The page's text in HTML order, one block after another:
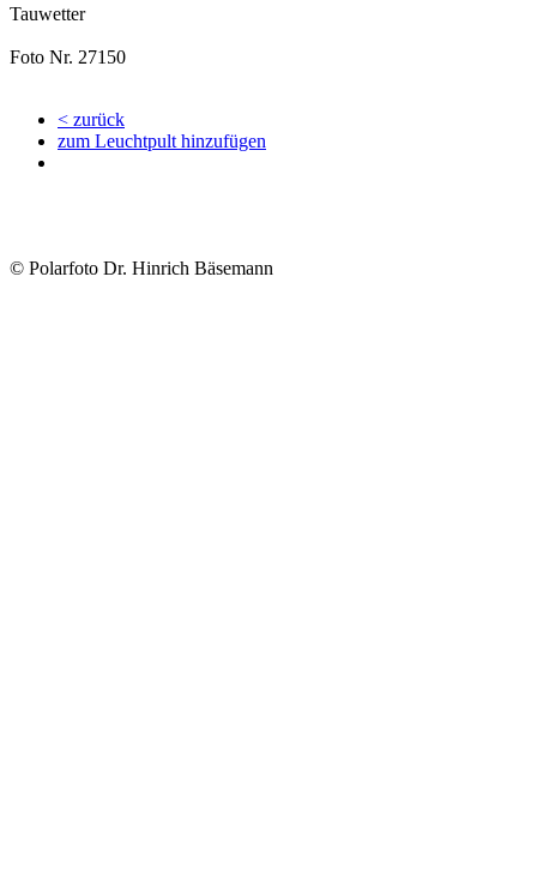
Tauwetter
Foto Nr. 27150
< zurück
zum Leuchtpult hinzufügen
© Polarfoto Dr. Hinrich Bäsemann